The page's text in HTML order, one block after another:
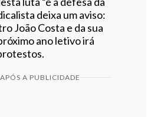
deixa um aviso:
João Costa e da sua
ano letivo irá
A PUBLICIDADE